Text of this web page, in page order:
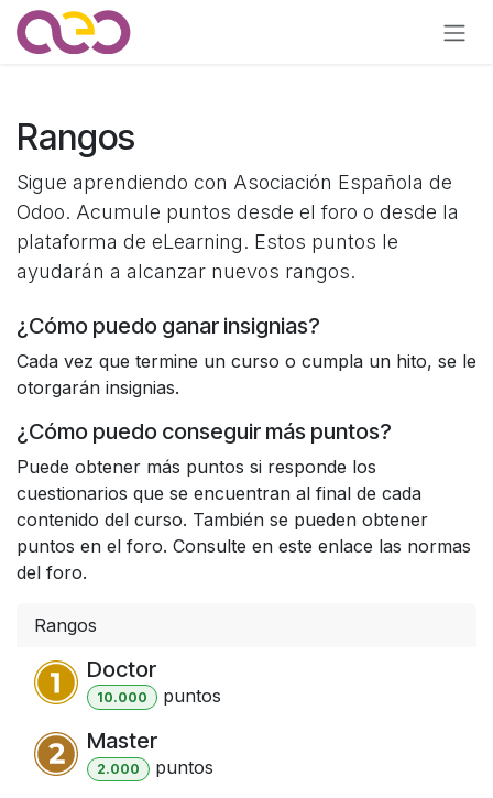
Ir al contenido
Rangos
Sigue aprendiendo con Asociación Española de
Odoo. Acumule puntos desde el foro o desde la
plataforma de eLearning. Estos puntos le
ayudarán a alcanzar nuevos rangos.
¿Cómo puedo ganar insignias?
Cada vez que termine un curso o cumpla un hito, se le
otorgarán insignias.
¿Cómo puedo conseguir más puntos?
Puede obtener más puntos si responde los
cuestionarios que se encuentran al final de cada
contenido del curso. También se pueden obtener
puntos en el foro. Consulte en este enlace las normas
del foro.
Rangos
Doctor
10.000 puntos
Master
2.000 puntos